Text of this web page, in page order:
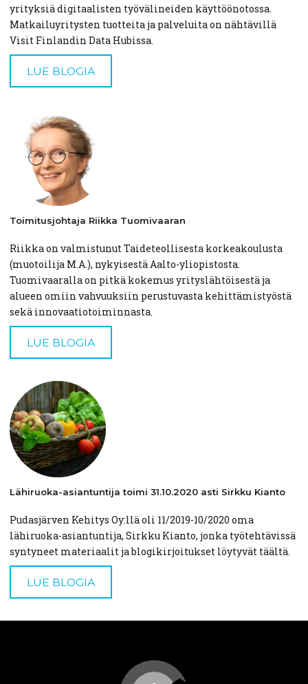
yrityksiä digitaalisten työvälineiden käyttöönotossa.
Matkailuyritysten tuotteita ja palveluita on nähtävillä
Visit Finlandin Data Hubissa.
LUE BLOGIA
Toimitusjohtaja Riikka Tuomivaaran
Riikka on valmistunut Taideteollisesta korkeakoulusta
(muotoilija M.A.), nykyisestä Aalto-yliopistosta.
Tuomivaaralla on pitkä kokemus yrityslähtöisestä ja
alueen omiin vahvuuksiin perustuvasta kehittämistyöstä
sekä innovaatiotoiminnasta.
LUE BLOGIA
Lähiruoka-asiantuntija toimi 31.10.2020 asti Sirkku Kianto
Pudasjärven Kehitys Oy:llä oli 11/2019-10/2020 oma
lähiruoka-asiantuntija, Sirkku Kianto, jonka työtehtävissä
syntyneet materiaalit ja blogikirjoitukset löytyvät täältä.
LUE BLOGIA